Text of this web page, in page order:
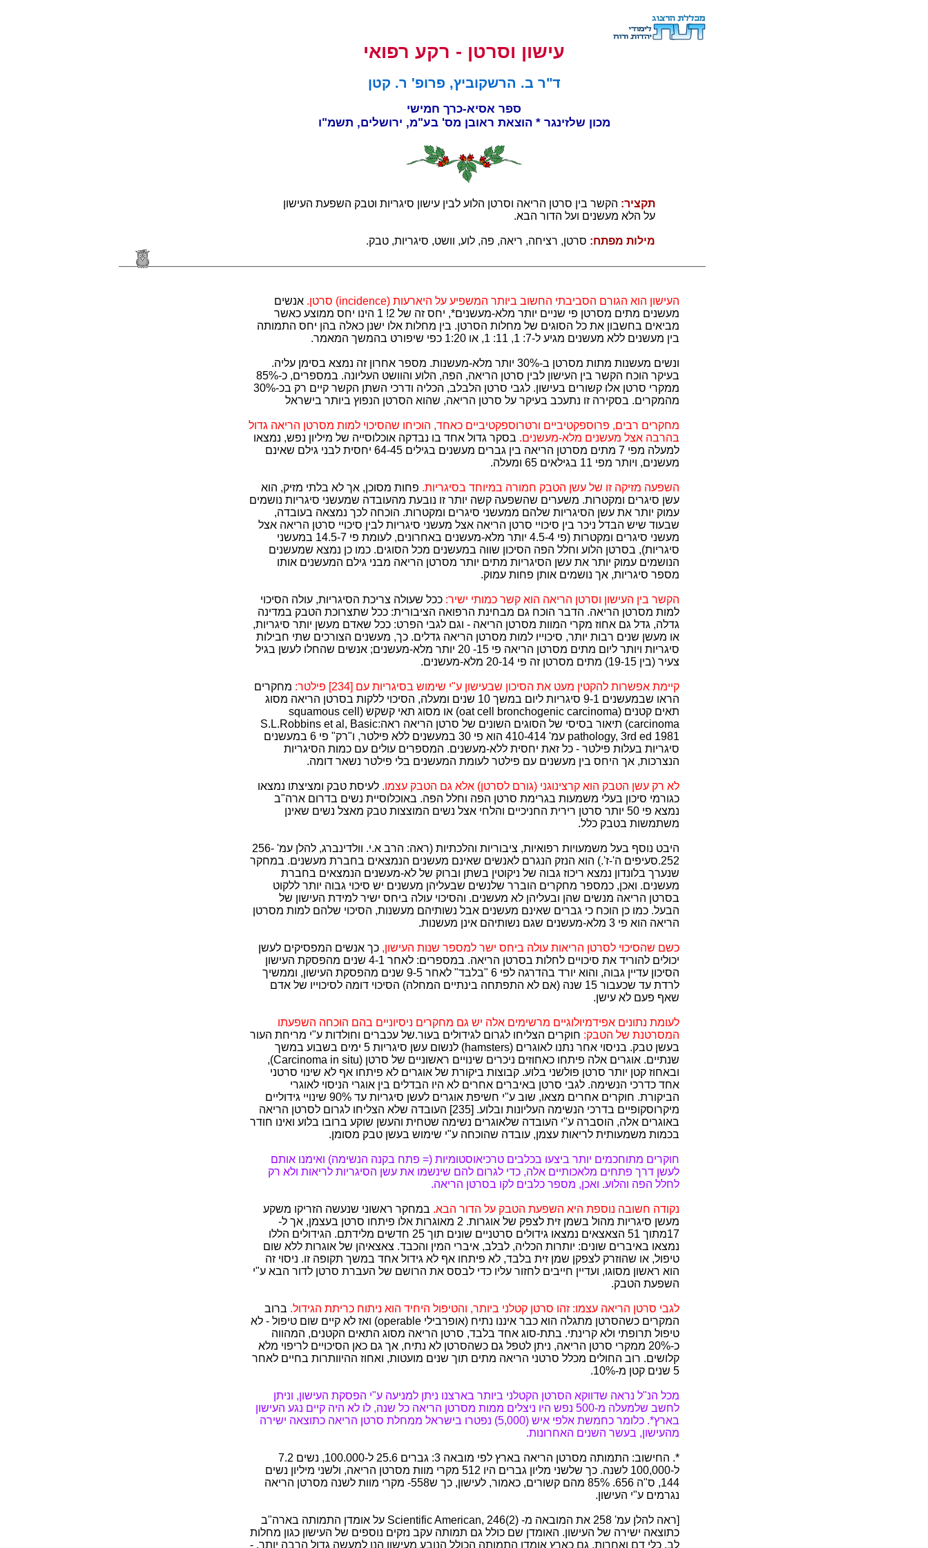
עישון וסרטן - רקע רפואי
ד"ר ב. הרשקוביץ, פרופ' ר. קטן
ספר אסיא-כרך חמישי
מכון שלזינגר * הוצאת ראובן מס' בע"מ, ירושלים, תשמ"ו
תקציר: הקשר בין סרטן הריאה וסרטן הלוע לבין עישון סיגריות וטבק השפעת העישון
על הלא מעשנים ועל הדור הבא.
מילות מפתח: סרטן, רציחה, ריאה, פה, לוע, וושט, סיגריות, טבק.
העישון הוא הגורם הסביבתי החשוב ביותר המשפיע על היארעות (incidence) סרטן.
אנשים
מעשנים מתים מסרטן פי שניים יותר מלא-מעשנים*,
יחס זה של 2! 1 הינו יחס ממוצע כאשר
מביאים בחשבון את כל הסוגים של מחלות הסרטן. בין מחלות אלו ישנן כאלה בהן יחס התמותה
בין מעשנים ללא מעשנים מגיע ל-7: 1, 11: 1, או 1:20 כפי שיפורט בהמשך המאמר.
ונשים מעשנות מתות מסרטן ב-30% יותר מלא-מעשנות. מספר אחרון זה נמצא בסימן עליה.
בעיקר הוכח הקשר בין העישון לבין סרטן הריאה, הפה, הלוע והוושט העליונה. במספרים, כ-85%
ממקרי סרטן אלו קשורים בעישון. לגבי סרטן הלבלב, הכליה ודרכי השתן הקשר קיים רק בכ-30%
מהמקרים. בסקירה זו נתעכב בעיקר על סרטן הריאה, שהוא הסרטן הנפוץ ביותר בישראל
מחקרים רבים, פרוספקטיביים ורטרוספקטיביים כאחד, הוכיחו שהסיכוי למות מסרטן הריאה גדול
בהרבה אצל מעשנים מלא-מעשנים. בסקר גדול אחד בו נבדקה אוכלוסייה של מיליון נפש, נמצאו
למעלה מפי 7 מתים מסרטן הריאה בין גברים מעשנים בגילים 64-45 יחסית לבני גילם שאינם
מעשנים, ויותר מפי 11 בגילאים 65 ומעלה.
השפעה מזיקה זו של עשן הטבק חמורה במיוחד בסיגריות. פחות מסוכן, אך לא בלתי מזיק, הוא
עשן סיגרים ומקטרות. משערים שהשפעה קשה יותר זו נובעת מהעובדה שמעשני סיגריות נושמים
עמוק יותר את עשן הסיגריות שלהם ממעשני סיגרים ומקטרות. הוכחה לכך נמצאה בעובדה,
שבעוד שיש הבדל ניכר בין סיכויי סרטן הריאה אצל מעשני סיגריות לבין סיכויי סרטן הריאה אצל
מעשני סיגרים ומקטרות (פי 4.5-4 יותר מלא-מעשנים באחרונים, לעומת פי 14.5-7 במעשני
סיגריות), בסרטן הלוע וחלל הפה הסיכון שווה במעשנים מכל הסוגים. כמו כן נמצא שמעשנים
הנושמים עמוק יותר את עשן הסיגריות מתים יותר מסרטן הריאה מבני גילם המעשנים אותו
מספר סיגריות, אך נושמים אותן פחות עמוק.
הקשר בין העישון וסרטן הריאה הוא קשר כמותי ישיר: ככל שעולה צריכת הסיגריות, עולה הסיכוי
למות מסרטן הריאה. הדבר הוכח גם מבחינת הרפואה הציבורית: ככל שתצרוכת הטבק במדינה
גדלה, גדל גם אחוז מקרי המוות מסרטן הריאה - וגם לגבי הפרט: ככל שאדם מעשן יותר סיגריות,
או מעשן שנים רבות יותר, סיכוייו למות מסרטן הריאה גדלים. כך, מעשנים הצורכים שתי חבילות
סיגריות ויותר ליום מתים מסרטן הריאה פי 15- 20 יותר מלא-מעשנים; אנשים שהחלו לעשן בגיל
צעיר (בין 19-15) מתים מסרטן זה פי 20-14 מלא-מעשנים.
קיימת אפשרות להקטין מעט את הסיכון שבעישון ע"י שימוש בסיגריות עם [234] פילטר:
מחקרים
הראו שבמעשנים 9-1 סיגריות ליום במשך 10 שנים ומעלה, הסיכוי ללקות בסרטן הריאה מסוג
תאים קטנים (oat cell bronchogenic carcinoma) או מסוג תאי קשקש (squamous cell
carcinoma) תיאור בסיסי של הסוגים השונים של סרטן הריאה ראה:S.L.Robbins et al, Basic
pathology, 3rd ed 1981 עמ' 410-414 הוא פי 30 במעשנים ללא פילטר, ו"רק" פי 6 במעשנים
סיגריות בעלות פילטר - כל זאת יחסית ללא-מעשנים. המספרים עולים עם כמות הסיגריות
הנצרכות, אך היחס בין מעשנים עם פילטר לעומת המעשנים בלי פילטר נשאר דומה.
לא רק עשן הטבק הוא קרצינוגני (גורם לסרטן) אלא גם הטבק עצמו. לעיסת טבק ומציצתו נמצאו
כגורמי סיכון בעלי משמעות בגרימת סרטן הפה וחלל הפה. באוכלוסיית נשים בדרום ארה"ב
נמצא פי 50 יותר סרטן רירית החניכיים והלחי אצל נשים המוצצות טבק מאצל נשים שאינן
משתמשות בטבק כלל.
היבט נוסף בעל משמעויות רפואיות, ציבוריות והלכתיות (ראה: הרב א.י. וולדינברג, להלן עמ' 256-
252.סעיפים ה'-ז'.)
הוא הנזק הנגרם לאנשים שאינם מעשנים הנמצאים בחברת מעשנים. במחקר
שנערך בלונדון נמצא ריכוז גבוה של ניקוטין בשתן וברוק של לא-מעשנים הנמצאים בחברת
מעשנים. ואכן, כמספר מחקרים הוברר שלנשים שבעליהן מעשנים יש סיכוי גבוה יותר ללקוט
בסרטן הריאה מנשים שהן ובעליהן לא מעשנים. והסיכוי עולה ביחס ישיר למידת העישון של
הבעל. כמו כן הוכח כי גברים שאינם מעשנים אבל נשותיהם מעשנות, הסיכוי שלהם למות מסרטן
הריאה הוא פי 3 מלא-מעשנים שגם נשותיהם אינן מעשנות.
כשם שהסיכוי לסרטן הריאות עולה ביחס ישר למספר שנות העישון, כך אנשים המפסיקים לעשן
יכולים להוריד את סיכויים לחלות בסרטן הריאה. במספרים: לאחר 4-1 שנים מהפסקת העישון
הסיכון עדיין גבוה, והוא יורד בהדרגה לפי 6 "בלבד" לאחר 9-5 שנים מהפסקת העישון, וממשיך
לרדת עד שכעבור 15 שנה (אם לא התפתחה בינתיים המחלה) הסיכוי דומה לסיכוייו של אדם
שאף פעם לא עישן.
לעומת נתונים אפידמיולוגיים מרשימים אלה יש גם מחקרים ניסיוניים בהם הוכחה השפעתו
המסרטנת של הטבק: חוקרים הצליחו לגרום לגידולים בעור.של עכברים וחולדות ע"י מריחת העור
בעשן טבק. בניסוי אחר נתנו לאוגרים (hamsters) לנשום עשן סיגריות 5 ימים בשבוע במשך
שנתיים. אוגרים אלה פיתחו כאחוזים ניכרים שינויים ראשוניים של סרטן (Carcinoma in situ),
ובאחוז קטן יותר סרטן פולשני בלוע. קבוצות ביקורת של אוגרים לא פיתחו אף לא שינוי סרטני
אחד כדרכי הנשימה. לגבי סרטן באיברים אחרים לא היו הבדלים בין אוגרי הניסוי לאוגרי
הביקורת. חוקרים אחרים מצאו, שוב ע"י חשיפת אוגרים לעשן סיגריות עד 90% שינויי גידוליים
מיקרוסקופיים בדרכי הנשימה העליונות ובלוע. [235] העובדה שלא הצליחו לגרום לסרטן הריאה
באוגרים אלה, הוסברה ע"י העובדה שלאוגרים נשימה שטחית והעשן שוקע ברובו בלוע ואינו חודר
בכמות משמעותית לריאות עצמן, עובדה שהוכחה ע"י שימוש בעשן טבק מסומן.
חוקרים מתוחכמים יותר ביצעו בכלבים טרכיאוסטומיות (= פתח בקנה הנשימה) ואימנו אותם
לעשן דרך פתחים מלאכותיים אלה, כדי לגרום להם שינשמו את עשן הסיגריות לריאות ולא רק
לחלל הפה והלוע. ואכן, מספר כלבים לקו בסרטן הריאה.
נקודה חשובה נוספת היא השפעת הטבק על הדור הבא. במחקר ראשוני שנעשה הזריקו משקע
מעשן סיגריות מהול בשמן זית לצפק של אוגרות. 2 מאוגרות אלו פיתחו סרטן בעצמן, אך ל-
17מתוך 51 הצאצאים נמצאו גידולים סרטניים שונים תוך 25 חדשים מלידתם. הגידולים הללו
נמצאו באיברים שונים: יותרות הכליה, לבלב, איברי המין והכבד. צאצאיהן של אוגרות ללא שום
טיפול, או שהוזרק לצפקן שמן זית בלבד, לא פיתחו אף לא גידול אחד במשך תקופה זו. ניסוי זה
הוא ראשון מסוגו, ועדיין חייבים לחזור עליו כדי לבסס את הרושם של העברת סרטן לדור הבא ע"י
השפעת הטבק.
לגבי סרטן הריאה עצמו: זהו סרטן קטלני ביותר, והטיפול היחיד הוא ניתוח כריתת הגידול. ברוב
המקרים כשהסרטן מתגלה הוא כבר איננו נתיח (אופרבילי operable) ואז לא קיים שום טיפול - לא
טיפול תרופתי ולא קרינתי. בתת-סוג אחד בלבד, סרטן הריאה מסוג התאים הקטנים, המהווה
כ-20% ממקרי סרטן הריאה, ניתן לטפל גם כשהסרטן לא נתיח, אך גם כאן הסיכויים לריפוי מלא
קלושים. רוב החולים מכלל סרטני הריאה מתים תוך שנים מועטות, ואחוז ההיוותרות בחיים לאחר
5 שנים קטן מ-10%.
מכל הנ"ל נראה שדווקא הסרטן הקטלני ביותר בארצנו ניתן למניעה ע"י הפסקת העישון, וניתן
לחשב שלמעלה מ-500 נפש היו ניצלים ממות מסרטן הריאה כל שנה, לו לא היה קיים נגע העישון
בארץ*. כלומר כחמשת אלפי איש (5,000) נפטרו בישראל ממחלת סרטן הריאה כתוצאה ישירה
מהעישון, בעשר השנים האחרונות.
*. החישוב: התמותה מסרטן הריאה בארץ לפי מובאה 3: גברים 25.6 ל-100.000, נשים 7.2
ל-100,000 לשנה. כך שלשני מליון גברים היו 512 מקרי מוות מסרטן הריאה, ולשני מיליון נשים
144, ס"ה 656. 85% מהם קשורים, כאמור, לעישון, כך ש558- מקרי מוות לשנה מסרטן הריאה
נגרמים ע"י העישון.
[ראה להלן עמ' 258 את המובאה מ- Scientific American, 246(2) על אומדן התמותה בארה"ב
כתוצאה ישירה של העישון. האומדן שם כולל גם תמותה עקב נזקים נוספים של העישון כגון מחלות
לב, כלי דם ואחרות. גם כארץ אומדן התמותה הכולל הנובע מעישון הנו למעשה גדול הרבה יותר. -